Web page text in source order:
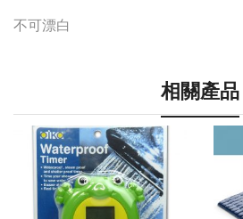
不可漂白
相關產品